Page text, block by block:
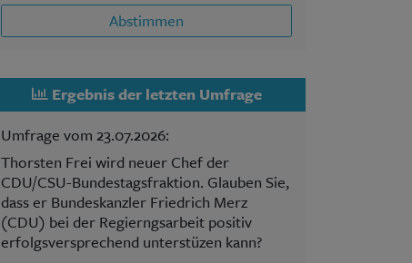
Abstimmen
Ergebnis der letzten Umfrage
Umfrage vom 23.07.2026:
Thorsten Frei wird neuer Chef der
CDU/CSU-Bundestagsfraktion. Glauben Sie,
dass er Bundeskanzler Friedrich Merz
(CDU) bei der Regierngsarbeit positiv
erfolgsversprechend unterstüzen kann?